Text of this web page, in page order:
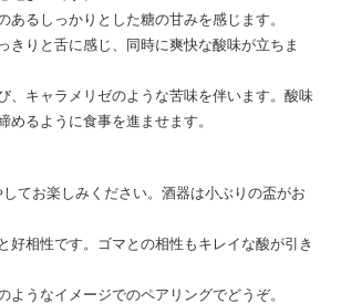
あるしっかりとした糖の甘みを感じます。
きりと舌に感じ、同時に爽快な酸味が立ちま
、キャラメリゼのような苦味を伴います。酸味
めるように食事を進ませます。
てお楽しみください。酒器は小ぶりの盃がお
好相性です。ゴマとの相性もキレイな酸が引き
ようなイメージでのペアリングでどうぞ。